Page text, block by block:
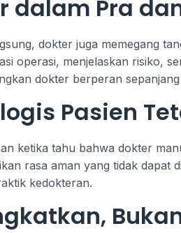
dalam Pra
dokter juga memegang
operasi, menjelaskan risiko,
dokter berperan
Pasien
ketika tahu bahwa dokter
rasa aman yang tidak
kedokteran.